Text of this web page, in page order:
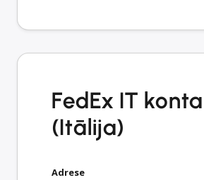
FedEx IT
(Itālija)
Adrese